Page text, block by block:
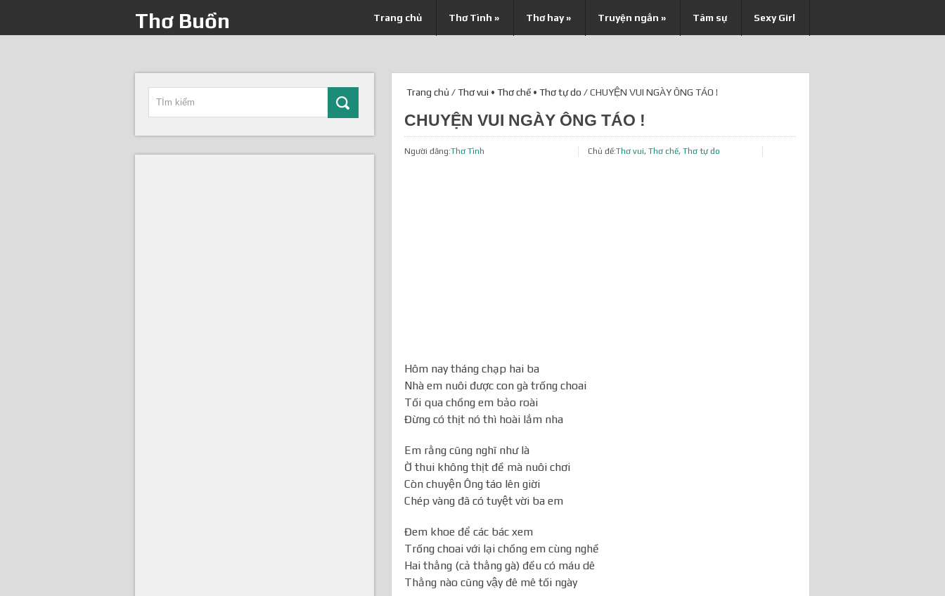
Trang chủ Thơ Tình » Thơ hay» Truyện ngắn » Tâm sự Sexy Girl
Thơ Buồn
Trang chủ /Thơ vui •Thơ chế •Thơ tự do / CHUYỆN VUI NGÀY ÔNG TÁO !
CHUYỆN VUI NGÀY ÔNG TÁO !
Người đăng:Thơ Tình Chủ đề:Thơ vui, Thơ chế, Thơ tự do
Hôm nay tháng chạp hai ba
Nhà em nuôi được con gà trống choai
Tối qua chồng em bảo roài
Đừng có thịt nó thì hoài lắm nha
Em rằng cũng nghĩ như là
Ờ thui không thịt đề mà nuôi chơi
Còn chuyện Ông táo lên giời
Chép vàng đã có tuyệt vời ba em
Đem khoe để các bác xem
Trống choai với lại chồng em cùng nghề
Hai thằng (cả thằng gà) đều có máu dê
Thằng nào cũng vậy đê mê tối ngày